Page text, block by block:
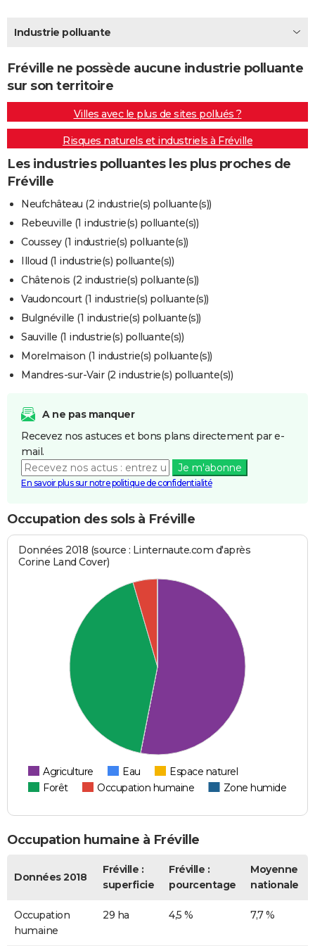
BONS PLANS
CARTE DE VOEUX
Carte de Noël
Carte Bonne année
Carte Saint-Valentin
Carte Pâques
Carte d'anniversaire
DICTIONNAIRE
Dictionnaire
Biographies
Citations
Expressions
Proverbes
PROGRAMME TV
COPAINS D'AVANT
Avis de recherche
AVIS DE DÉCÈS
FORUM
Bricolage
Industrie polluante
Fréville ne possède aucune industrie polluante
sur son territoire
Villes avec le plus de sites pollués ?
Risques naturels et industriels à Fréville
Les industries polluantes les plus proches de
Fréville
Neufchâteau (2 industrie(s) polluante(s))
Rebeuville (1 industrie(s) polluante(s))
Coussey (1 industrie(s) polluante(s))
Illoud (1 industrie(s) polluante(s))
Châtenois (2 industrie(s) polluante(s))
Vaudoncourt (1 industrie(s) polluante(s))
Bulgnéville (1 industrie(s) polluante(s))
Sauville (1 industrie(s) polluante(s))
Morelmaison (1 industrie(s) polluante(s))
Mandres-sur-Vair (2 industrie(s) polluante(s))
A ne pas manquer
Recevez nos astuces et bons plans directement par e-
mail.
Je m'abonne
En savoir plus sur notre politique de confidentialité
Occupation des sols à Fréville
Données 2018 (source : Linternaute.com d'après
Corine Land Cover)
Agriculture Eau
Espace naturel
Forêt
Occupation humaine Zone humide
Occupation humaine à Fréville
Données 2018
Fréville :
superficie
Fréville :
pourcentage
Moyenne
nationale
Occupation
humaine
29 ha 4,5 % 7,7 %